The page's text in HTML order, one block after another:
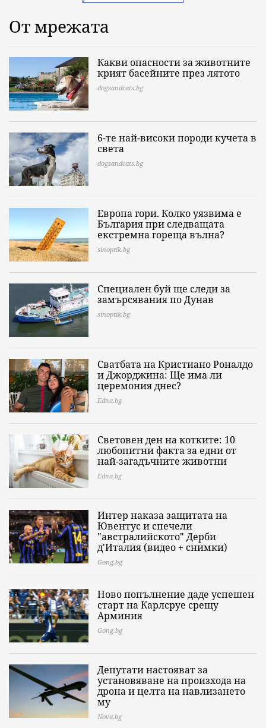
От мрежата
Какви опасности за животните
крият басейните през лятото
dogsandcats.bg
6-те най-високи породи кучета в
света
dogsandcats.bg
Европа гори. Колко уязвима е
България при следващата
екстремна гореща вълна?
sinoptik.bg
Специален буй ще следи за
замърсявания по Дунав
sinoptik.bg
Сватбата на Кристиано Роналдо
и Джорджина: Ще има ли
церемония днес?
Edna.bg
Световен ден на котките: 10
любопитни факта за едни от
най-загадъчните животни
Edna.bg
Интер наказа защитата на
Ювентус и спечели
"австралийското" Дерби
д'Италия (видео + снимки)
Gong.bg
Ново попълнение даде успешен
старт на Карлсруе срещу
Арминия
Gong.bg
Депутати настояват за
установяване на произхода на
дрона и целта на навлизането
му
Nova.bg